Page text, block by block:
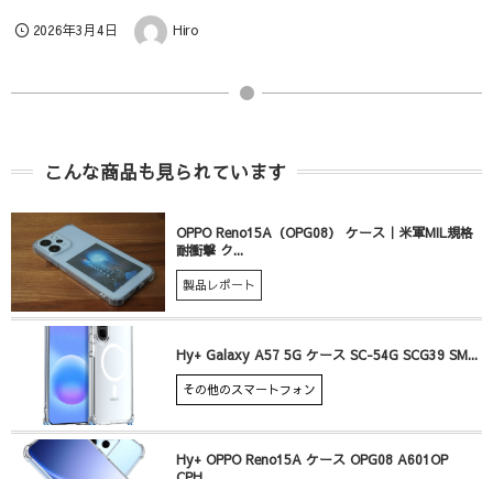
2026年3月4日 Hiro
こんな商品も見られています
OPPO Reno15A（OPG08） ケース｜米軍MIL規格
耐衝撃 ク...
製品レポート
Hy+ Galaxy A57 5G ケース SC-54G SCG39 SM...
その他のスマートフォン
Hy+ OPPO Reno15A ケース OPG08 A601OP